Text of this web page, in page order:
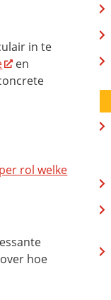
in te
en
rol welke
hoe